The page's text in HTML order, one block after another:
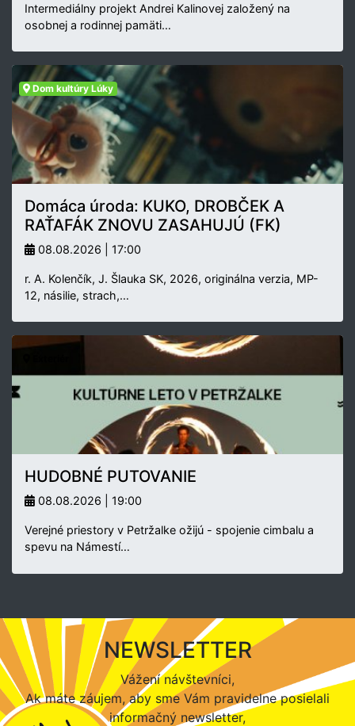
Intermediálny projekt Andrei Kalinovej založený na
osobnej a rodinnej pamäti…
Dom kultúry Lúky
Domáca úroda: KUKO, DROBČEK A
RAŤAFÁK ZNOVU ZASAHUJÚ (FK)
08.08.2026 | 17:00
r. A. Kolenčík, J. Šlauka SK, 2026, originálna verzia, MP-
12, násilie, strach,…
HUDOBNÉ PUTOVANIE
08.08.2026 | 19:00
Verejné priestory v Petržalke ožijú - spojenie cimbalu a
spevu na Námestí…
NEWSLETTER
Vážení návštevníci,
Ak máte záujem, aby sme Vám pravidelne posielali
informačný newsletter,